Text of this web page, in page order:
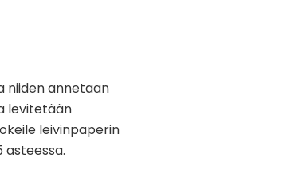
niiden annetaan
levitetään
leivinpaperin
asteessa.